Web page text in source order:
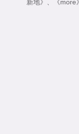
新地》
《more》